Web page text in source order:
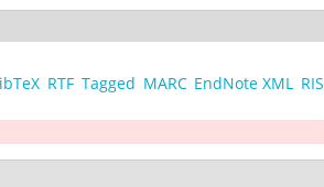
RTF Tagged MARC EndNote XML RIS